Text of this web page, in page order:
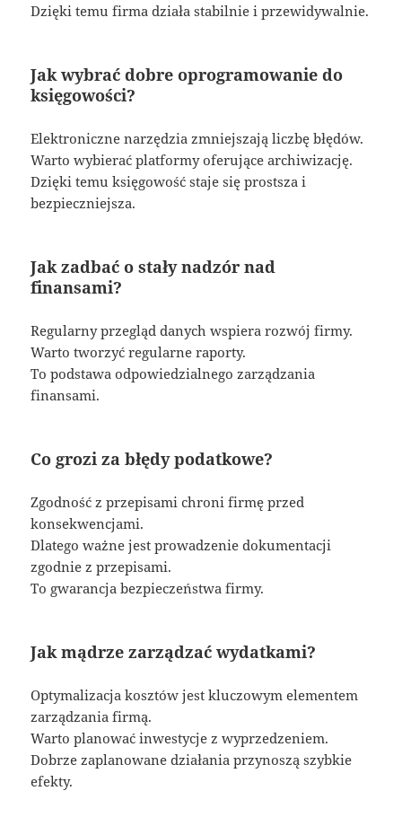
Dzięki temu firma działa stabilnie i przewidywalnie.
Jak wybrać dobre oprogramowanie do
księgowości?
Elektroniczne narzędzia zmniejszają liczbę błędów.
Warto wybierać platformy oferujące archiwizację.
Dzięki temu księgowość staje się prostsza i
bezpieczniejsza.
Jak zadbać o stały nadzór nad
finansami?
Regularny przegląd danych wspiera rozwój firmy.
Warto tworzyć regularne raporty.
To podstawa odpowiedzialnego zarządzania
finansami.
Co grozi za błędy podatkowe?
Zgodność z przepisami chroni firmę przed
konsekwencjami.
Dlatego ważne jest prowadzenie dokumentacji
zgodnie z przepisami.
To gwarancja bezpieczeństwa firmy.
Jak mądrze zarządzać wydatkami?
Optymalizacja kosztów jest kluczowym elementem
zarządzania firmą.
Warto planować inwestycje z wyprzedzeniem.
Dobrze zaplanowane działania przynoszą szybkie
efekty.